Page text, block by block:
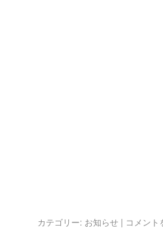
カテゴリー: お知らせ | コメン